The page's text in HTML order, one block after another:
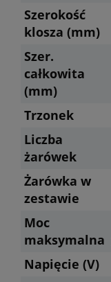
Szerokość
klosza (mm)
Szer.
całkowita
(mm)
Trzonek
Liczba
żarówek
Żarówka w
zestawie
Moc
maksymalna
Napięcie (V)